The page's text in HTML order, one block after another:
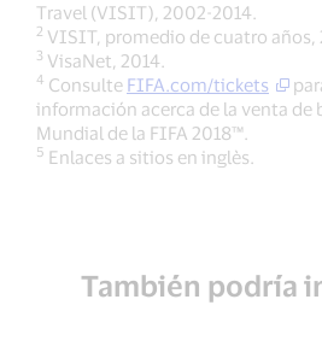
Travel (VISIT), 2002-2014.
2 VISIT, promedio de cuatro años,
3 VisaNet, 2014.
4 Consulte FIFA.com/tickets
información acerca de la venta de
Mundial de la FIFA 2018™.
5 Enlaces a sitios en inglès.
También podría